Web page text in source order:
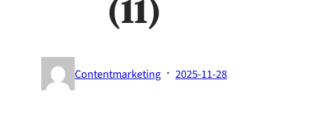
(11)
Contentmarketing · 2025-11-28